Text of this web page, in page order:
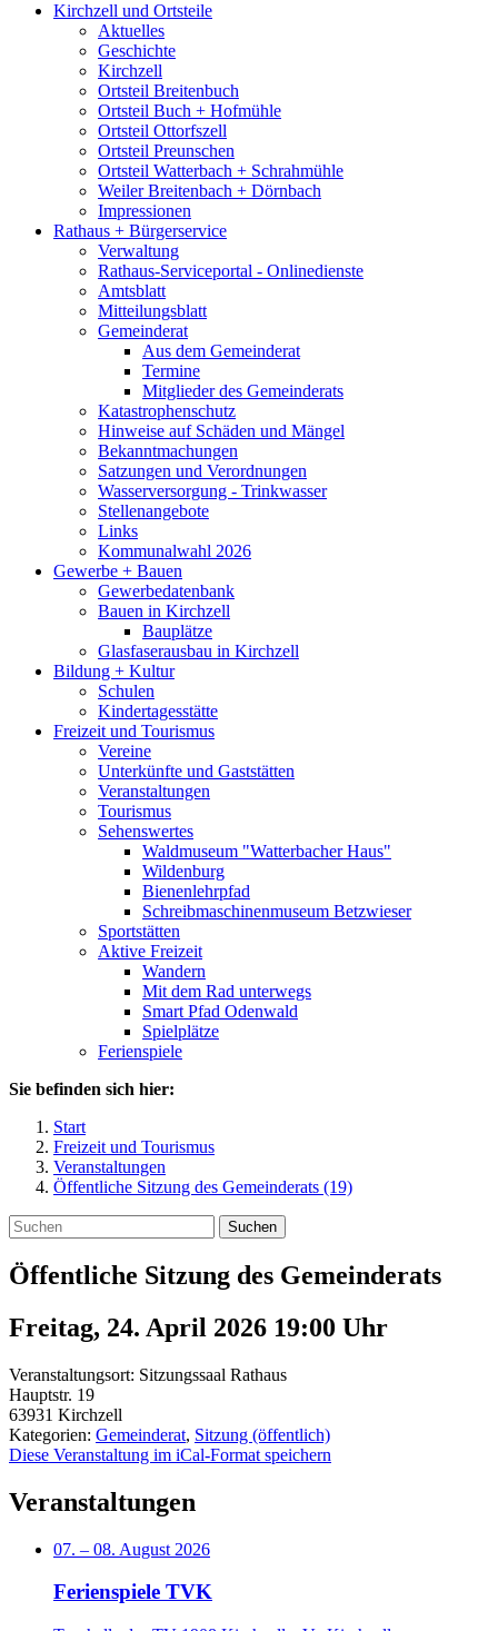
Kirchzell und Ortsteile
Aktuelles
Geschichte
Kirchzell
Ortsteil Breitenbuch
Ortsteil Buch + Hofmühle
Ortsteil Ottorfszell
Ortsteil Preunschen
Ortsteil Watterbach + Schrahmühle
Weiler Breitenbach + Dörnbach
Impressionen
Rathaus + Bürgerservice
Verwaltung
Rathaus-Serviceportal - Onlinedienste
Amtsblatt
Mitteilungsblatt
Gemeinderat
Aus dem Gemeinderat
Termine
Mitglieder des Gemeinderats
Katastrophenschutz
Hinweise auf Schäden und Mängel
Bekanntmachungen
Satzungen und Verordnungen
Wasserversorgung - Trinkwasser
Stellenangebote
Links
Kommunalwahl 2026
Gewerbe + Bauen
Gewerbedatenbank
Bauen in Kirchzell
Bauplätze
Glasfaserausbau in Kirchzell
Bildung + Kultur
Schulen
Kindertagesstätte
Freizeit und Tourismus
Vereine
Unterkünfte und Gaststätten
Veranstaltungen
Tourismus
Sehenswertes
Waldmuseum "Watterbacher Haus"
Wildenburg
Bienenlehrpfad
Schreibmaschinenmuseum Betzwieser
Sportstätten
Aktive Freizeit
Wandern
Mit dem Rad unterwegs
Smart Pfad Odenwald
Spielplätze
Ferienspiele
Sie befinden sich hier:
Start
Freizeit und Tourismus
Veranstaltungen
Öffentliche Sitzung des Gemeinderats (19)
Suchen
Öffentliche Sitzung des Gemeinderats
Freitag, 24. April 2026 19:00 Uhr
Veranstaltungsort: Sitzungssaal Rathaus
Hauptstr. 19
63931 Kirchzell
Kategorien: Gemeinderat, Sitzung (öffentlich)
Diese Veranstaltung im iCal-Format speichern
Veranstaltungen
07. – 08. August 2026
Ferienspiele TVK